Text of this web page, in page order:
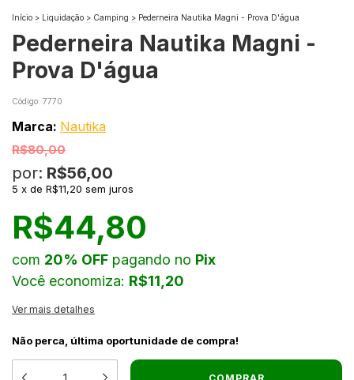
Início > Liquidação > Camping > Pederneira Nautika Magni - Prova D'água
Pederneira Nautika Magni -
Prova D'água
Código: 7770
Marca: Nautika
R$80,00
por: R$56,00
5 x de R$11,20 sem juros
R$44,80
com 20% OFF pagando no Pix
Você economiza: R$11,20
Ver mais detalhes
Não perca, última oportunidade de compra!